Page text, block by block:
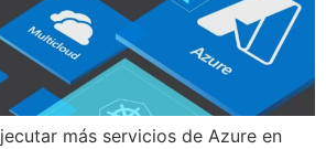
más servicios de Azure en